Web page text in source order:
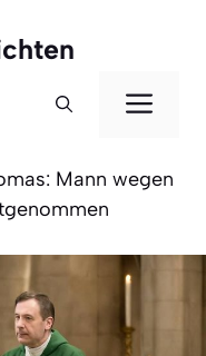
Mann wegen